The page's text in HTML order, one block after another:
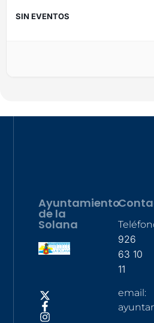
SIN EVENTOS
Ayuntamiento
de la
Solana
926
63 10
11
email: